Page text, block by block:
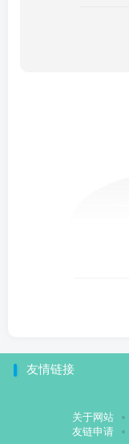
友情链接
关于网站
友链申请